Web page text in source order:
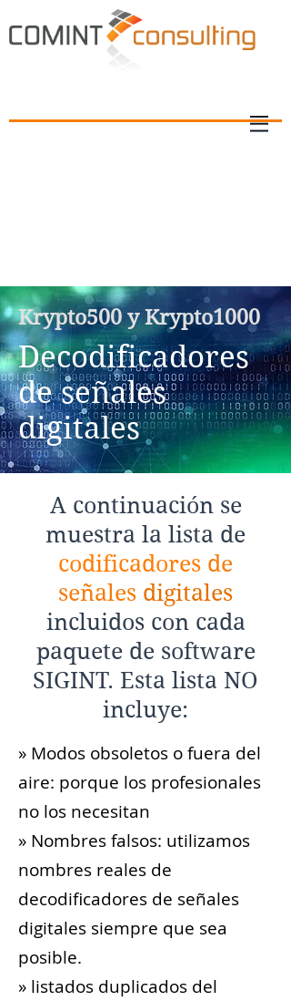
Krypto500 y Krypto1000
Decodificadores
de señales
digitales
A continuación se
muestra la lista de
codificadores de
señales digitales
incluidos con cada
paquete de software
SIGINT. Esta lista NO
incluye:
» Modos obsoletos o fuera del
aire: porque los profesionales
no los necesitan
» Nombres falsos: utilizamos
nombres reales de
decodificadores de señales
digitales siempre que sea
posible.
» listados duplicados del